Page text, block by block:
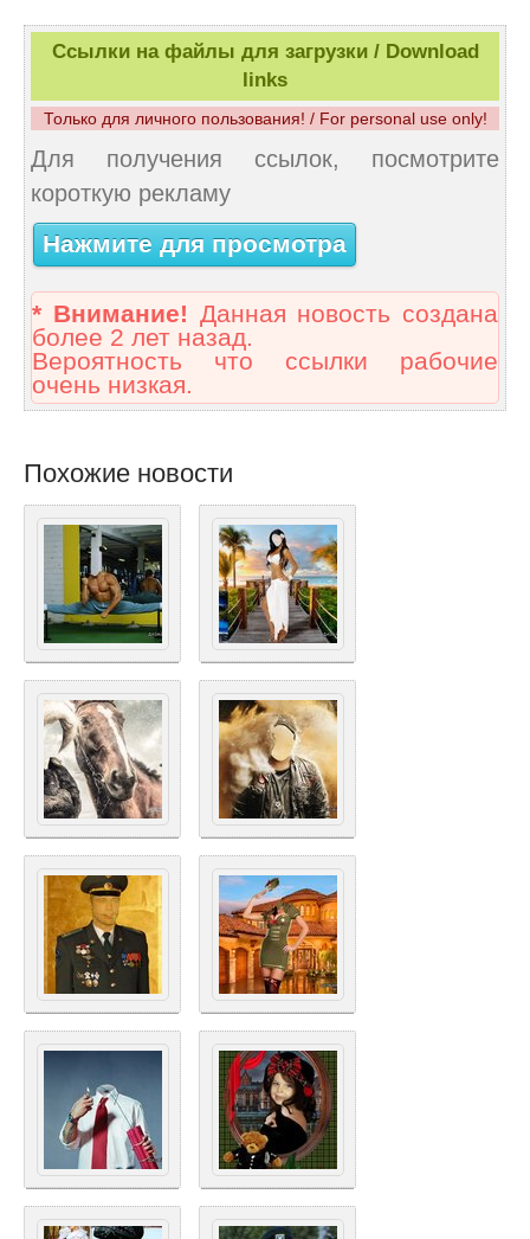
Ссылки на файлы для загрузки / Download
links
Только для личного пользования! / For personal use only!
Для получения ссылок, посмотрите
короткую рекламу
Нажмите для просмотра
* Внимание! Данная новость создана
более 2 лет назад.
Вероятность что ссылки рабочие
очень низкая.
Похожие новости